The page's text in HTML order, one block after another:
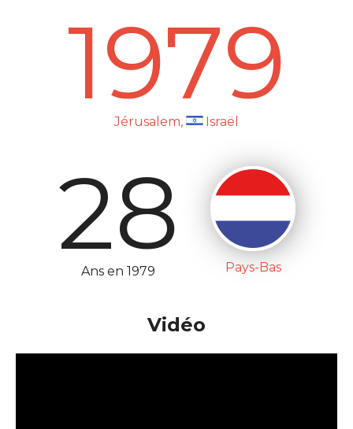
1979
Jérusalem, Israël
28
Ans en 1979 Pays-Bas
Vidéo